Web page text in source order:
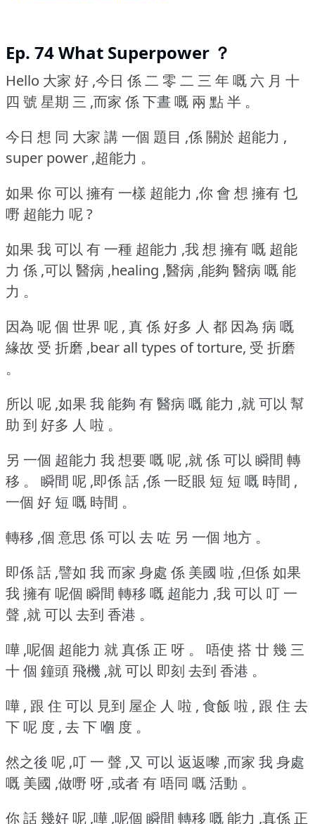
Ep. 74 What Superpower ？
Hello 大家 好 ,今日 係 二 零 二 三 年 嘅 六 月 十
四 號 星期 三 ,而家 係 下晝 嘅 兩 點 半 。
今日 想 同 大家 講 一個 題目 ,係 關於 超能力 ,
super power ,超能力 。
如果 你 可以 擁有 一樣 超能力 ,你 會 想 擁有 乜
嘢 超能力 呢 ?
如果 我 可以 有 一種 超能力 ,我 想 擁有 嘅 超能
力 係 ,可以 醫病 ,healing ,醫病 ,能夠 醫病 嘅 能
力 。
因為 呢 個 世界 呢 , 真 係 好多 人 都 因為 病 嘅
緣故 受 折磨 ,bear all types of torture, 受 折磨
。
所以 呢 ,如果 我 能夠 有 醫病 嘅 能力 ,就 可以 幫
助 到 好多 人 啦 。
另 一個 超能力 我 想要 嘅 呢 ,就 係 可以 瞬間 轉
移 。
瞬間 呢 ,即係 話 ,係 一眨眼 短 短 嘅 時間 ,
一個 好 短 嘅 時間 。
轉移 ,個 意思 係 可以 去 咗 另 一個 地方 。
即係 話 ,譬如 我 而家 身處 係 美國 啦 ,但係 如果
我 擁有 呢個 瞬間 轉移 嘅 超能力 ,我 可以 叮 一
聲 ,就 可以 去到 香港 。
嘩 ,呢個 超能力 就 真係 正 呀 。
唔使 搭 廿 幾 三
十 個 鐘頭 飛機 ,就 可以 即刻 去到 香港 。
嘩 , 跟 住 可以 見到 屋企 人 啦 , 食飯 啦 , 跟 住 去
下 呢 度 , 去 下 嗰 度 。
然之後 呢 ,叮 一 聲 ,又 可以 返返嚟 ,而家 我 身處
嘅 美國 ,做嘢 呀 ,或者 有 唔同 嘅 活動 。
你 話 幾好 呢 ,嘩 ,呢個 瞬間 轉移 嘅 能力 ,真係 正